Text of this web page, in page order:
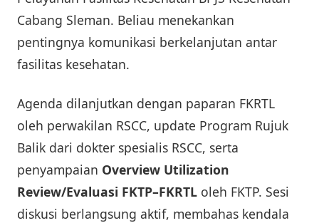
Cabang Sleman. Beliau menekankan
pentingnya komunikasi berkelanjutan antar
fasilitas kesehatan.
Agenda dilanjutkan dengan paparan FKRTL
oleh perwakilan RSCC, update Program Rujuk
Balik dari dokter spesialis RSCC, serta
penyampaian Overview Utilization
Review/Evaluasi FKTP–FKRTL oleh FKTP. Sesi
diskusi berlangsung aktif, membahas kendala